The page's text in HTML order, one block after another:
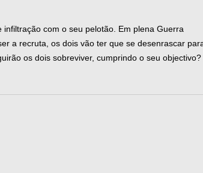
com o seu pelotão. Em plena Guerra
a recruta, os dois vão ter que se desenrascar
os dois sobreviver, cumprindo o seu objectivo?